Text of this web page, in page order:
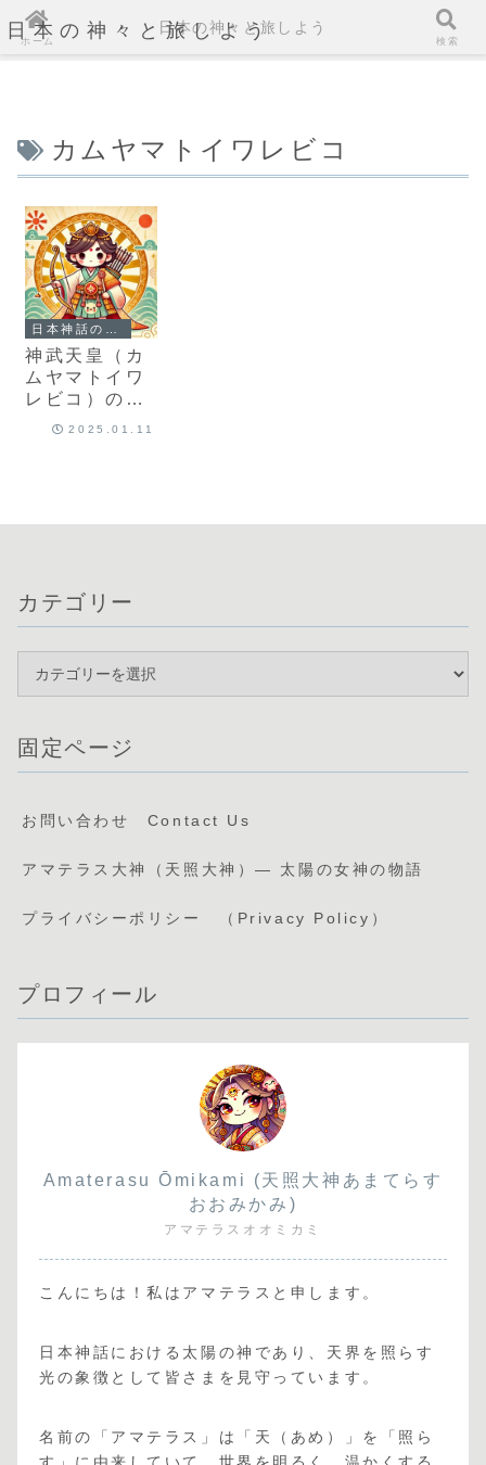
日本の神々と旅しよう
カムヤマトイワレビコ
神武天皇（カ
ムヤマトイワ
レビコ）の自
己紹介2025.01.11
カテゴリー
固定ページ
お問い合わせ Contact Us
アマテラス大神（天照大神）— 太陽の女神の物語
プライバシーポリシー （Privacy Policy）
プロフィール
Amaterasu Ōmikami (天照大神あまてらす
おおみかみ)
アマテラスオオミカミ
こんにちは！私はアマテラスと申します。
日本神話における太陽の神であり、天界を照らす
光の象徴として皆さまを見守っています。
名前の「アマテラス」は「天（あめ）」を「照ら
ホーム
日本の神々と旅しよう
検索